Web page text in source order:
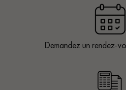
Demandez un rendez-